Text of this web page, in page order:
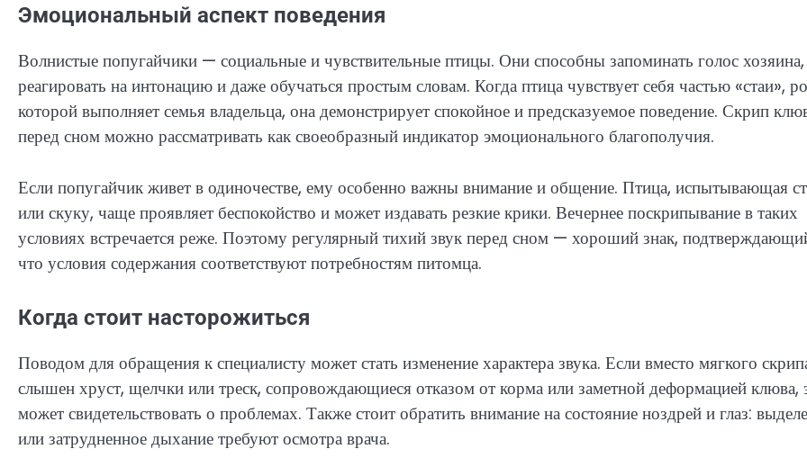
Эмоциональный аспект поведения
Волнистые попугайчики — социальные и чувствительные птицы. Они способны запоминать голос хозяина,
реагировать на интонацию и даже обучаться простым словам. Когда птица чувствует себя частью «стаи»,
которой выполняет семья владельца, она демонстрирует спокойное и предсказуемое поведение. Скрип
перед сном можно рассматривать как своеобразный индикатор эмоционального благополучия.
Если попугайчик живет в одиночестве, ему особенно важны внимание и общение. Птица, испытывающая
или скуку, чаще проявляет беспокойство и может издавать резкие крики. Вечернее поскрипывание в таких
условиях встречается реже. Поэтому регулярный тихий звук перед сном — хороший знак,
что условия содержания соответствуют потребностям питомца.
Когда стоит насторожиться
Поводом для обращения к специалисту может стать изменение характера звука. Если вместо мягкого
слышен хруст, щелчки или треск, сопровождающиеся отказом от корма или заметной деформацией клюва,
может свидетельствовать о проблемах. Также стоит обратить внимание на состояние ноздрей и глаз:
или затрудненное дыхание требуют осмотра врача.